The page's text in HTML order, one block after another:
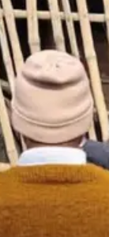
ति
क्र
म
ण
प
र
स
ख्ती
,
ए
स
डी